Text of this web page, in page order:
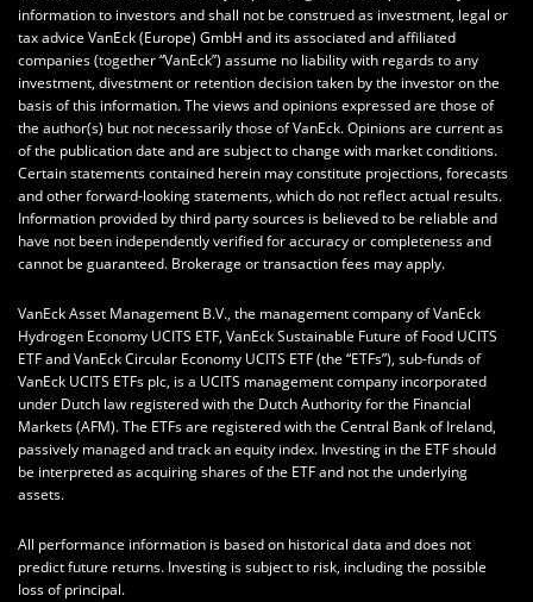
information to investors and shall not be construed as investment, legal or
tax advice VanEck (Europe) GmbH and its associated and affiliated
companies (together “VanEck”) assume no liability with regards to any
investment, divestment or retention decision taken by the investor on the
basis of this information. The views and opinions expressed are those of
the author(s) but not necessarily those of VanEck. Opinions are current as
of the publication date and are subject to change with market conditions.
Certain statements contained herein may constitute projections, forecasts
and other forward-looking statements, which do not reflect actual results.
Information provided by third party sources is believed to be reliable and
have not been independently verified for accuracy or completeness and
cannot be guaranteed. Brokerage or transaction fees may apply.
VanEck Asset Management B.V., the management company of VanEck
Hydrogen Economy UCITS ETF, VanEck Sustainable Future of Food UCITS
ETF and VanEck Circular Economy UCITS ETF (the “ETFs”), sub-funds of
VanEck UCITS ETFs plc, is a UCITS management company incorporated
under Dutch law registered with the Dutch Authority for the Financial
Markets (AFM). The ETFs are registered with the Central Bank of Ireland,
passively managed and track an equity index. Investing in the ETF should
be interpreted as acquiring shares of the ETF and not the underlying
assets.
All performance information is based on historical data and does not
predict future returns. Investing is subject to risk, including the possible
loss of principal.